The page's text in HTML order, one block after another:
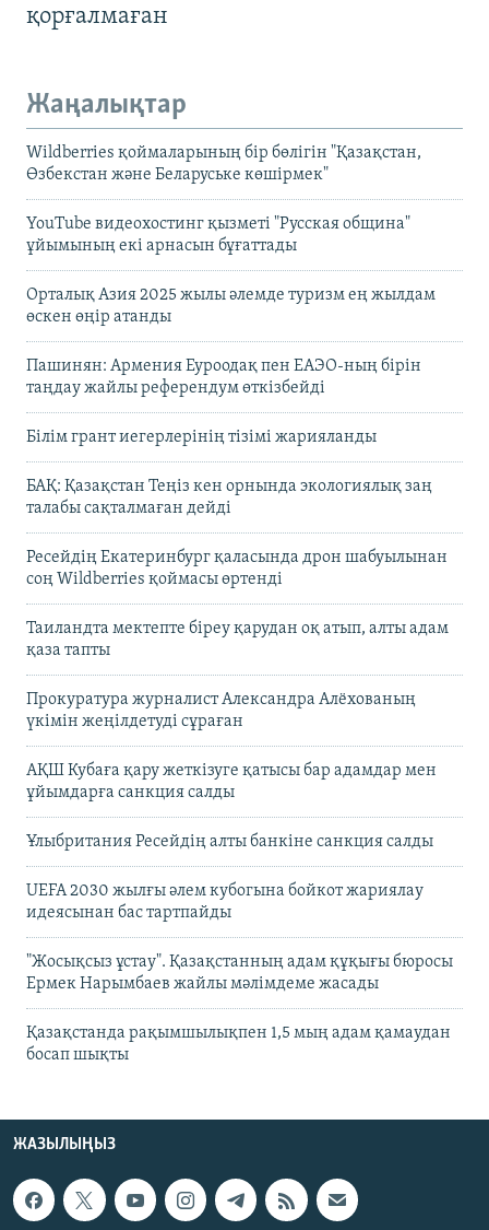
қорғалмаған
Жаңалықтар
Wildberries қоймаларының бір бөлігін "Қазақстан,
Өзбекстан және Беларуське көшірмек"
YouTube видеохостинг қызметі "Русская община"
ұйымының екі арнасын бұғаттады
Орталық Азия 2025 жылы әлемде туризм ең жылдам
өскен өңір атанды
Пашинян: Армения Еуроодақ пен ЕАЭО-ның бірін
таңдау жайлы референдум өткізбейді
Білім грант иегерлерінің тізімі жарияланды
БАҚ: Қазақстан Теңіз кен орнында экологиялық заң
талабы сақталмаған дейді
Ресейдің Екатеринбург қаласында дрон шабуылынан
соң Wildberries қоймасы өртенді
Таиландта мектепте біреу қарудан оқ атып, алты адам
қаза тапты
Прокуратура журналист Александра Алёхованың
үкімін жеңілдетуді сұраған
АҚШ Кубаға қару жеткізуге қатысы бар адамдар мен
ұйымдарға санкция салды
Ұлыбритания Ресейдің алты банкіне санкция салды
UEFA 2030 жылғы әлем кубогына бойкот жариялау
идеясынан бас тартпайды
"Жосықсыз ұстау". Қазақстанның адам құқығы бюросы
Ермек Нарымбаев жайлы мәлімдеме жасады
Қазақстанда рақымшылықпен 1,5 мың адам қамаудан
босап шықты
ЖАЗЫЛЫҢЫЗ